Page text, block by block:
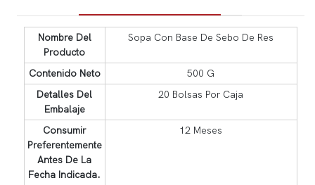
Nombre Del
Producto
Sopa Con Base De Sebo De Res
Contenido Neto
500 G
Detalles Del
Embalaje
20 Bolsas Por Caja
Consumir
Preferentemente
Antes De La
Fecha Indicada.
12 Meses